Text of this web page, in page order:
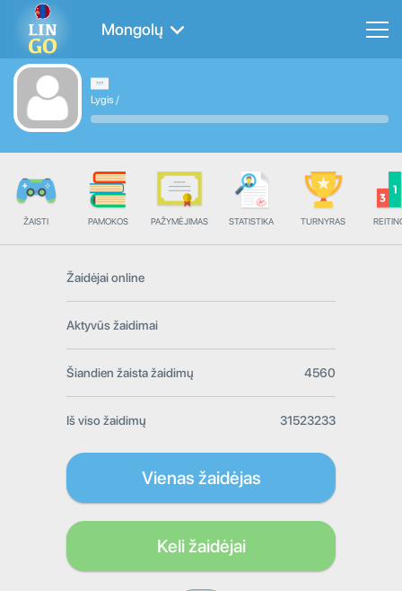
Mongolų
Lygis /
ŽAISTI PAMOKOS PAŽYMĖJIMAS STATISTIKA TURNYRAS
Žaidėjai online
Aktyvūs žaidimai
Šiandien žaista žaidimų 4560
Iš viso žaidimų 31523233
Vienas žaidėjas
Keli žaidėjai